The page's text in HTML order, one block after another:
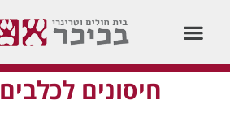
חיסונים לכלבים